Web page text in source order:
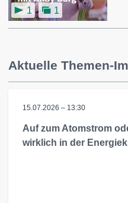
1 1
Aktuelle Themen-
15.07.2026 – 13:30
Auf zum Atomstrom
wirklich in der